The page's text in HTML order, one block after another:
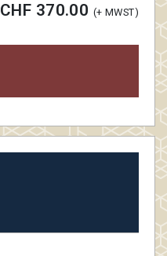
CHF 370.00 (+ MWST)